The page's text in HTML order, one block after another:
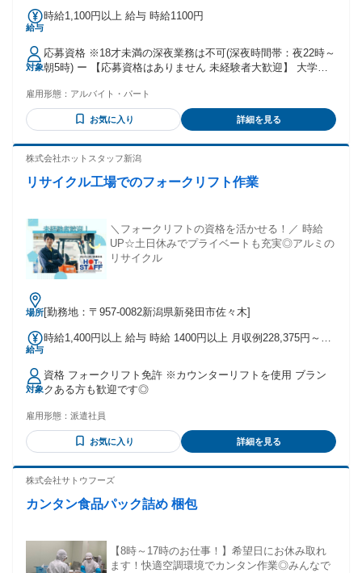
給与
時給1,100円以上 給与 時給1100円
対象
応募資格 ※18才未満の深夜業務は不可(深夜時間帯：夜22時～
朝5時) ー 【応募資格はありません 未経験者大歓迎】 大学生 /
養範囲内 /Wワーク・副業も相談可能 (一部社内規定による) ◆
ハローワークでお仕事探し中の方にもおすすめ ◆中高年の方
も多数活躍しています。 【先輩スタッフさんの職歴例】 全く
た方 ・コンビニやスーパーなどの販売接客をされていた方 ・
力等の事務をされていた方 ・短期で倉庫内作業をされていた
雇用形態： アルバイト・パート
お気に入り 詳細を見る
株式会社ホットスタッフ新潟
リサイクル工場でのフォークリフト作業
＼フォークリフトの資格を活かせる！／ 時給
UP☆土日休みでプライベートも充実◎アルミの
リサイクル
場所[勤務地：〒957-0082新潟県新発田市佐々木]
給与
時給1,400円以上 給与 時給 1400円以上 月収例228,375円～
費支給
対象
資格 フォークリフト免許 ※カウンターリフトを使用 ブラン
クある方も歓迎です◎
雇用形態： 派遣社員
お気に入り 詳細を見る
株式会社サトウフーズ
カンタン食品パック詰め 梱包
【8時～17時のお仕事！】希望日にお休み取れ
ます！快適空調環境でカンタン作業◎みんなで